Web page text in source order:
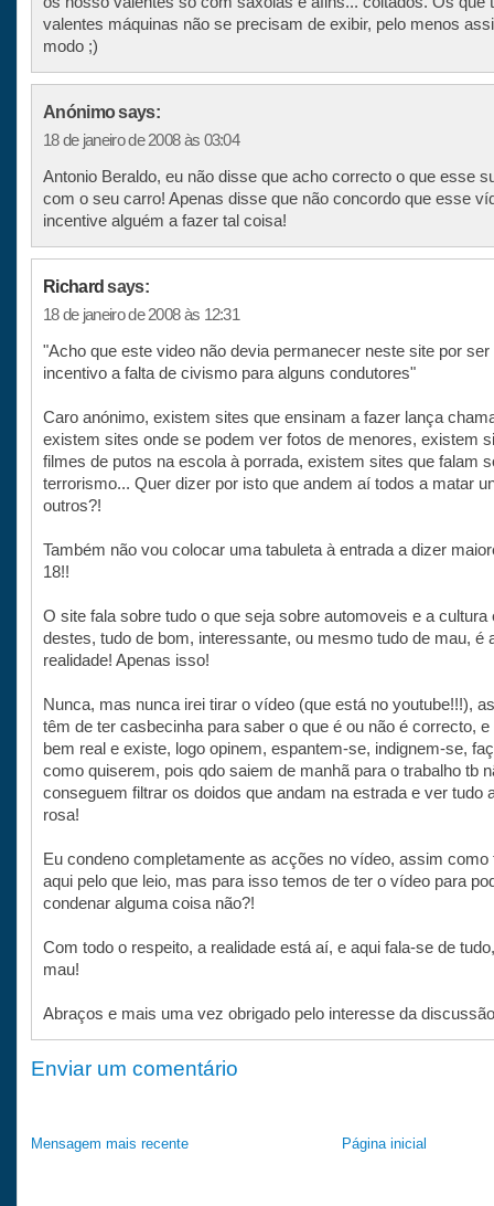
valentes máquinas não se precisam de exibir, pelo menos
modo ;)
Anónimo says:
18 de janeiro de 2008 às 03:04
Antonio Beraldo, eu não disse que acho correcto o que esse
com o seu carro! Apenas disse que não concordo que esse
incentive alguém a fazer tal coisa!
Richardsays:
18 de janeiro de 2008 às 12:31
"Acho que este video não devia permanecer neste site por ser
incentivo a falta de civismo para alguns condutores"
Caro anónimo, existem sites que ensinam a fazer lança
existem sites onde se podem ver fotos de menores, existem
filmes de putos na escola à porrada, existem sites que falam
terrorismo... Quer dizer por isto que andem aí todos a matar
outros?!
Também não vou colocar uma tabuleta à entrada a dizer
18!!
O site fala sobre tudo o que seja sobre automoveis e a cultura
destes, tudo de bom, interessante, ou mesmo tudo de mau, é
realidade! Apenas isso!
Nunca, mas nunca irei tirar o vídeo (que está no youtube!!!),
têm de ter casbecinha para saber o que é ou não é correcto,
bem real e existe, logo opinem, espantem-se, indignem-se,
como quiserem, pois qdo saiem de manhã para o trabalho tb
conseguem filtrar os doidos que andam na estrada e ver tudo
rosa!
Eu condeno completamente as acções no vídeo, assim como
aqui pelo que leio, mas para isso temos de ter o vídeo para
condenar alguma coisa não?!
Com todo o respeito, a realidade está aí, e aqui fala-se de
mau!
Abraços e mais uma vez obrigado pelo interesse da
Enviar um comentário
Mensagem mais recente Página inicial